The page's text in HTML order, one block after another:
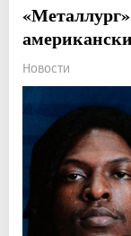
Новости